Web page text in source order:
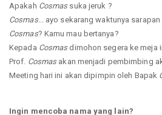
Apakah Cosmassuka jeruk ?
Cosmas... ayo sekarang waktunya sarapan
Cosmas? Kamu mau bertanya?
Kepada Cosmasdimohon segera ke meja
Prof. Cosmasakan menjadi pembimbing
Meeting hari ini akan dipimpin oleh Bapak
Ingin mencoba nama yang lain?